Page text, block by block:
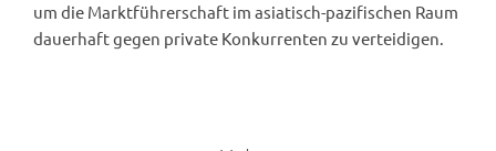
um die Marktführerschaft im asiatisch-pazifischen Raum
dauerhaft gegen private Konkurrenten zu verteidigen.